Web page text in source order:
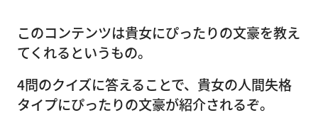
このコンテンツは貴女にぴったりの文豪を教え
てくれるというもの。
4問のクイズに答えることで、貴女の人間失格
タイプにぴったりの文豪が紹介されるぞ。